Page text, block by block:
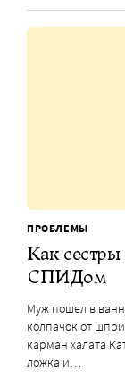
ПРОБЛЕМЫ
Как
СПИДом
Муж пошел в
колпачок от
карман халата
ложка и…